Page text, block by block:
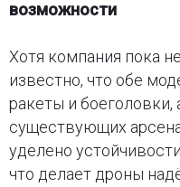
возможности
Хотя компания пока
известно, что обе
ракеты и боеголовки,
существующих
уделено
что делает дроны